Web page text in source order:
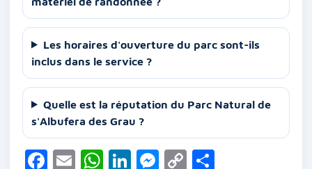
Les horaires d'ouverture du parc sont-ils
inclus dans le service ?
Quelle est la réputation du Parc Natural de
s'Albufera des Grau ?
F
E
W Li
M
C